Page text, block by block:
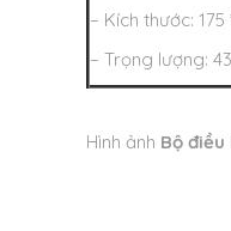
– Kích thước: 175
– Trọng lượng:
Hình ảnh Bộ